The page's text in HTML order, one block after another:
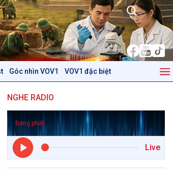
Góc nhìn VOV1 VOV1 đặc biệt
cửa
tế
Việt
gian lận
đảo
Mùa vàng
Biển đảo Việt Nam
Tâm tình biên giới và hải
đảo
NGHE RADIO
Đang phát
Live